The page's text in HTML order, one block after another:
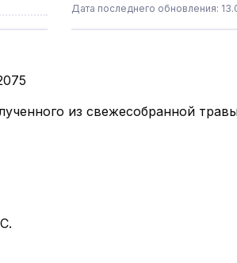
Дата последнего обновления:
из свежесобранной